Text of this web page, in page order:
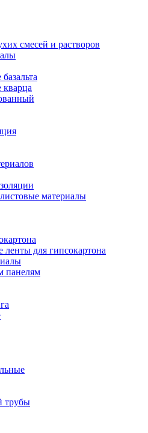
смесей и растворов
кварца
материалы
для гипсокартона
панелям
трубы